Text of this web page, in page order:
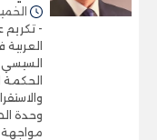
الخميس 09/أبريل/
- تكريم
السيسي
الحكمة
وحدة
مواجهة